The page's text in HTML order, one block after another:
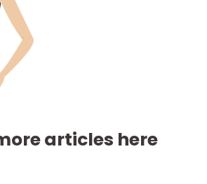
articles here